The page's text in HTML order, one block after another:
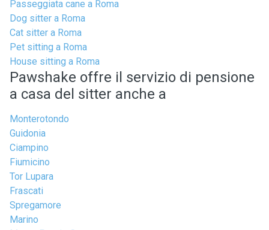
Passeggiata cane a Roma
Dog sitter a Roma
Cat sitter a Roma
Pet sitting a Roma
House sitting a Roma
Pawshake offre il servizio di pensione
a casa del sitter anche a
Monterotondo
Guidonia
Ciampino
Fiumicino
Tor Lupara
Frascati
Spregamore
Marino